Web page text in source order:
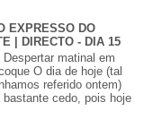
EXPRESSO DO
| DIRECTO - DIA 15
Despertar matinal em
O dia de hoje (tal
referido ontem)
bastante cedo, pois hoje